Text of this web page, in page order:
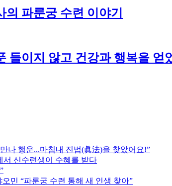
파룬궁 수련 이야기
들이지 않고 건강과 행복을 얻
나 행운...마침내 진법(眞法)을 찾았어요!”
서 신수련생이 수혜를 받다
민 “파룬궁 수련 통해 새 인생 찾아”